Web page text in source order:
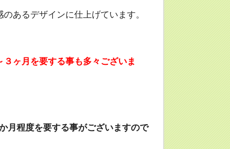
あるデザインに仕上げています。
ヶ月を要する事も多々ございま
月程度を要する事がございますので